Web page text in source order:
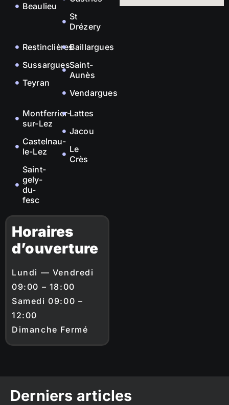
Beaulieu
St
Drézery
Restinclières
Sussargues
Teyran
Baillargues
Saint-
Aunès
Vendargues
Montferrier-
sur-Lez
Castelnau-
le-Lez
Saint-
gely-
du-
fesc
Lattes
Jacou
Le
Crès
Horaires
d’ouverture
Lundi — Vendredi
09:00 – 18:00
Samedi 09:00 –
12:00
Dimanche Fermé
Derniers articles